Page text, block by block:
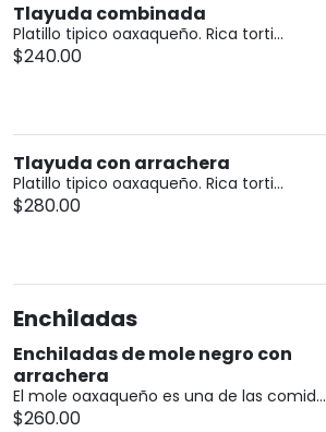
Tlayuda combinada
Platillo tipico oaxaqueño. Rica torti...
$240.00
Tlayuda con arrachera
Platillo tipico oaxaqueño. Rica torti...
$280.00
Enchiladas
Enchiladas de mole negro con
arrachera
El mole oaxaqueño es una de las comid...
$260.00